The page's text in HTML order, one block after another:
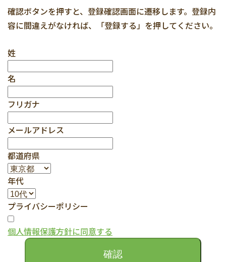
確認ボタンを押すと、登録確認画面に遷移します。登録内
容に間違えがなければ、「登録する」を押してください。
姓
名
フリガナ
メールアドレス
都道府県
年代
プライバシーポリシー
個人情報保護方針に同意する